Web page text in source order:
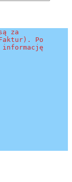
za
Po
informację